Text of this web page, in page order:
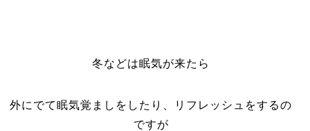
冬などは眠気が来たら
外にでて眠気覚ましをしたり、リフレッシュをするの
ですが